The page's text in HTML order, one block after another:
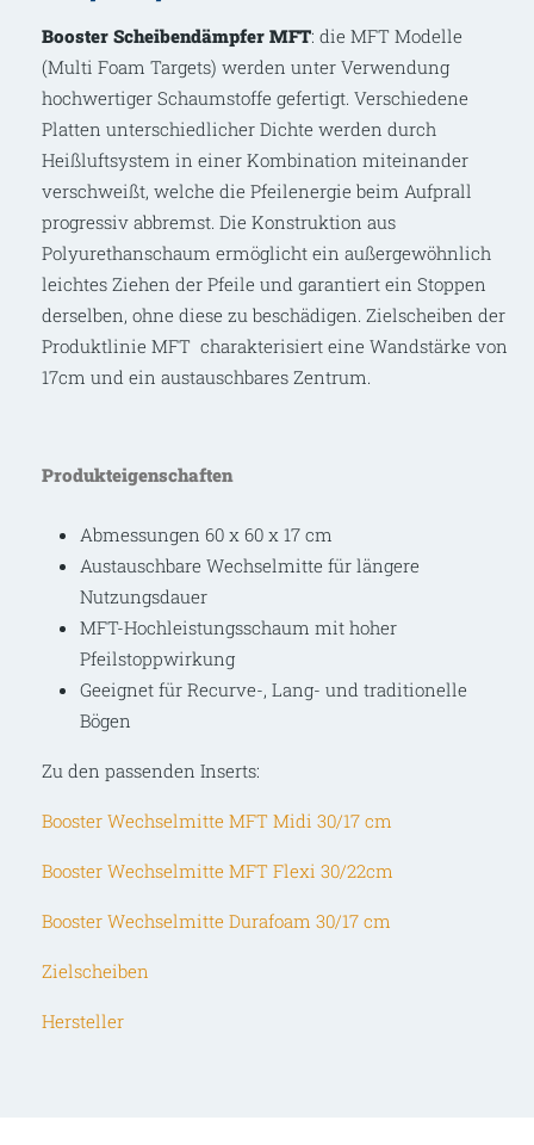
Booster Scheibendämpfer MFT: die MFT Modelle
(Multi Foam Targets) werden unter Verwendung
hochwertiger Schaumstoffe gefertigt. Verschiedene
Platten unterschiedlicher Dichte werden durch
Heißluftsystem in einer Kombination miteinander
verschweißt, welche die Pfeilenergie beim Aufprall
progressiv abbremst. Die Konstruktion aus
Polyurethanschaum ermöglicht ein außergewöhnlich
leichtes Ziehen der Pfeile und garantiert ein Stoppen
derselben, ohne diese zu beschädigen. Zielscheiben der
Produktlinie MFT charakterisiert eine Wandstärke von
17cm und ein austauschbares Zentrum.
Produkteigenschaften
Abmessungen 60 x 60 x 17 cm
Austauschbare Wechselmitte für längere
Nutzungsdauer
MFT-Hochleistungsschaum mit hoher
Pfeilstoppwirkung
Geeignet für Recurve-, Lang- und traditionelle
Bögen
Zu den passenden Inserts:
Booster Wechselmitte MFT Midi 30/17 cm
Booster Wechselmitte MFT Flexi 30/22cm
Booster Wechselmitte Durafoam 30/17 cm
Zielscheiben
Hersteller